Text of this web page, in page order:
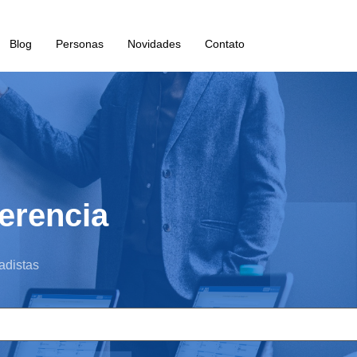
Blog Personas Novidades Contato